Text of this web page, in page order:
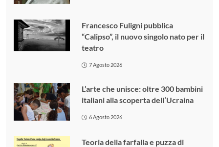
Francesco Fuligni pubblica
“Calipso”, il nuovo singolo nato per il
teatro
7 Agosto 2026
L’arte che unisce: oltre 300 bambini
italiani alla scoperta dell’Ucraina
6 Agosto 2026
Teoria della farfalla e puzza di